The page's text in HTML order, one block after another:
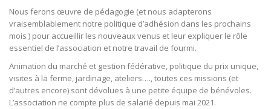
Nous ferons œuvre de pédagogie (et nous adapterons
vraisemblablement notre politique d’adhésion dans les prochains
mois ) pour accueillir les nouveaux venus et leur expliquer le rôle
essentiel de l’association et notre travail de fourmi.
Animation du marché et gestion fédérative, politique du prix unique,
visites à la ferme, jardinage, ateliers…., toutes ces missions (et
d’autres encore) sont dévolues à une petite équipe de bénévoles.
L’association ne compte plus de salarié depuis mai 2021.